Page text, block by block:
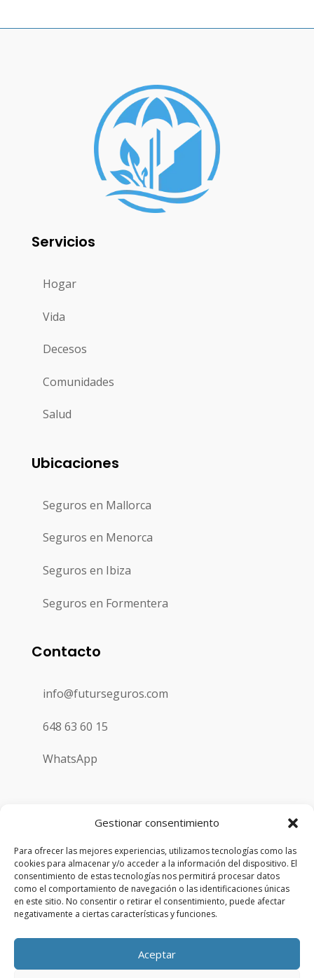
Gestionar consentimiento
Para ofrecer las mejores experiencias, utilizamos tecnologías como las
cookies para almacenar y/o acceder a la información del dispositivo. El
consentimiento de estas tecnologías nos permitirá procesar datos
como el comportamiento de navegación o las identificaciones únicas
en este sitio. No consentir o retirar el consentimiento, puede afectar
negativamente a ciertas características y funciones.
Aceptar
Servicios
Hogar
Vida
Decesos
Comunidades
Salud
Ubicaciones
Seguros en Mallorca
Seguros en Menorca
Seguros en Ibiza
Seguros en Formentera
Contacto
info@futurseguros.com
648 63 60 15
WhatsApp
Copyright © 2026 | Futurseguros | Todos los derechos
reservados
Aviso Legal